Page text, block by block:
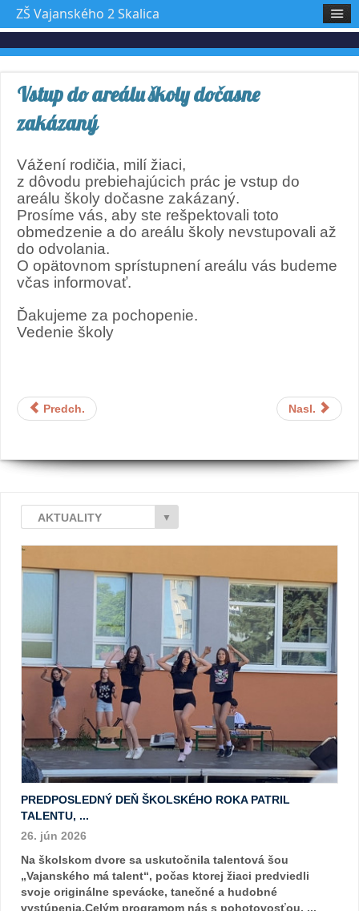
Vstup do areálu školy dočasne
zakázaný
Vážení rodičia, milí žiaci,
z dôvodu prebiehajúcich prác je vstup do
areálu školy dočasne zakázaný.
Prosíme vás, aby ste rešpektovali toto
obmedzenie a do areálu školy nevstupovali až
do odvolania.
O opätovnom sprístupnení areálu vás budeme
včas informovať.
Ďakujeme za pochopenie.
Vedenie školy
Predch. Nasl.
AKTUALITY ▼
PREDPOSLEDNÝ DEŇ ŠKOLSKÉHO ROKA PATRIL
TALENTU, ...
26. jún 2026
Na školskom dvore sa uskutočnila talentová šou
„Vajanského má talent“, počas ktorej žiaci predviedli
svoje originálne spevácke, tanečné a hudobné
vystúpenia.Celým programom nás s pohotovosťou, ...
ZŠ Vajanského 2 Skalica